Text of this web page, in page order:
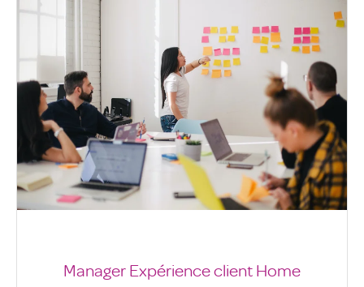
Manager Expérience client Home